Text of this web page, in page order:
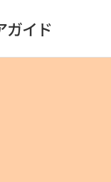
ガイド